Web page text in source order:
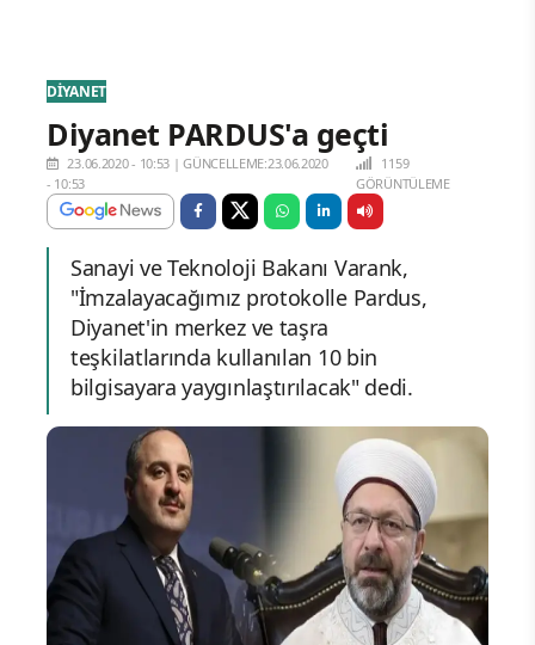
DİYANET
Diyanet PARDUS'a geçti
23.06.2020 - 10:53 |GÜNCELLEME:23.06.2020
- 10:53
1159
GÖRÜNTÜLEME
Sanayi ve Teknoloji Bakanı Varank,
"İmzalayacağımız protokolle Pardus,
Diyanet'in merkez ve taşra
teşkilatlarında kullanılan 10 bin
bilgisayara yaygınlaştırılacak" dedi.